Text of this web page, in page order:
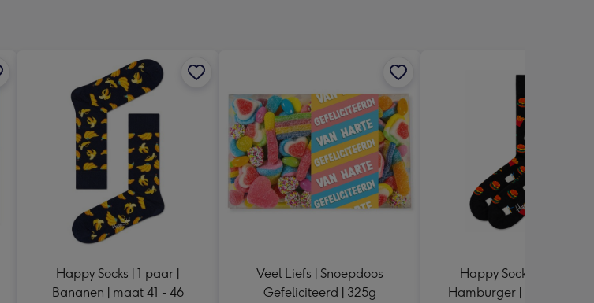
Happy Socks | 1 paar |
Bananen | maat 41 - 46
Veel Liefs | Snoepdoos
Gefeliciteerd | 325g
Happy Socks | 1 paar |
Hamburger | maat 41 -